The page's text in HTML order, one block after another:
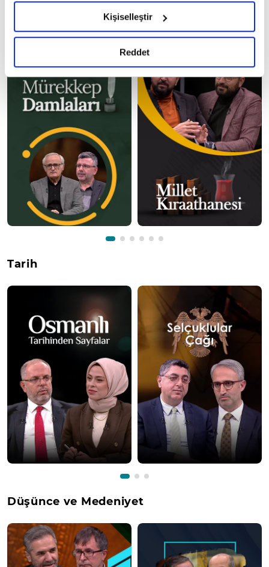
okumak ve sitemizi ziyaretiniz kapsamında
gerçekleştirilen veri işleme faaliyetleri ile ilgili daha
detaylı bilgi almak için lütfentıklayınız.
Kişiselleştir
Reddet
Kültür, Sanat ve Edebiyat
Tarih
Düşünce ve Medeniyet